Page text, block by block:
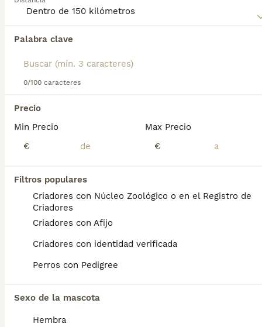
Palabra clave
0/100 caracteres
Precio
Min Precio
€
Max Precio
€
Filtros populares
Criadores con Núcleo Zoológico o en el Registro de
Criadores
Criadores con Afijo
Criadores con identidad verificada
Perros con Pedigree
Sexo de la mascota
Hembra
Canario
para obtener información sobre esta raza de perro.
Encontramos 0 Presa Canario Cachorros en
Si deseas exactamente esta búsqueda guarda tu
búsqueda y espera el resultado perfecto:
Preguntas frecuentes
¿Cuánto vale un cachorro de
presa canaria?
El coste de adquisición de esta raza puede
variar según factores como el pedigrí, la
reputación del criador y la ubicación
geográfica. Es fundamental acudir a
Informarse bien y comparar opciones antes
decisión.